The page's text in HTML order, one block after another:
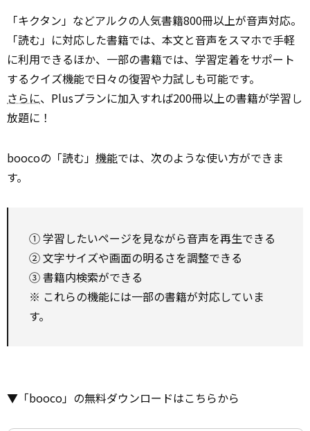
「キクタン」などアルクの人気書籍800冊以上が音声対応。
「読む」に対応した書籍では、本文と音声をスマホで手軽
に利用できるほか、一部の書籍では、学習定着をサポート
するクイズ機能で日々の復習や力試しも可能です。
さらに、Plusプランに加入すれば200冊以上の書籍が学習し
放題に！
boocoの「読む」 機能では、次のような使い方ができま
す。
① 学習したいページを見ながら音声を再生できる
② 文字サイズや画面の明るさを調整できる
③ 書籍内検索ができる
※ これらの機能には一部の書籍が対応していま
す。
▼「booco」の無料ダウンロードはこちらから